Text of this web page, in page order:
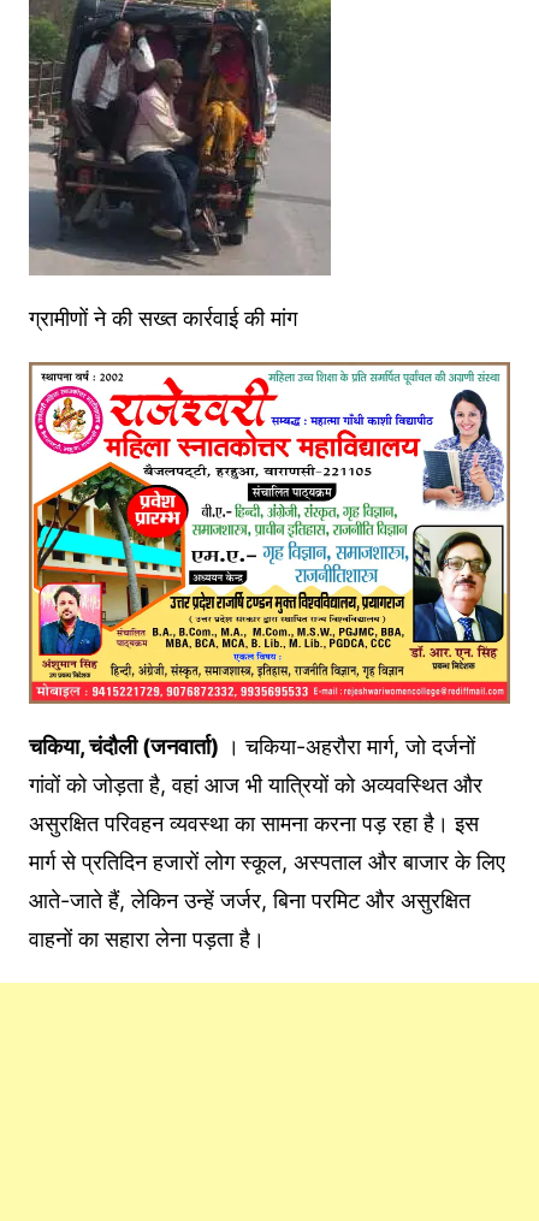
ग्रामीणों ने की सख्त कार्रवाई की मांग
चकिया, चंदौली (जनवार्ता) । चकिया-अहरौरा मार्ग, जो दर्जनों
गांवों को जोड़ता है, वहां आज भी यात्रियों को अव्यवस्थित और
असुरक्षित परिवहन व्यवस्था का सामना करना पड़ रहा है। इस
मार्ग से प्रतिदिन हजारों लोग स्कूल, अस्पताल और बाजार के लिए
आते-जाते हैं, लेकिन उन्हें जर्जर, बिना परमिट और असुरक्षित
वाहनों का सहारा लेना पड़ता है।